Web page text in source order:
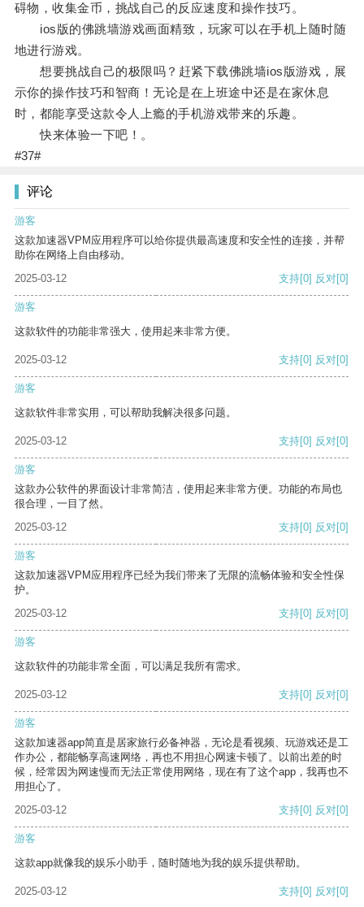
碍物，收集金币，挑战自己的反应速度和操作技巧。
ios版的佛跳墙游戏画面精致，玩家可以在手机上随时随
地进行游戏。
想要挑战自己的极限吗？赶紧下载佛跳墙ios版游戏，展
示你的操作技巧和智商！无论是在上班途中还是在家休息
时，都能享受这款令人上瘾的手机游戏带来的乐趣。
快来体验一下吧！。
#37#
评论
游客
这款加速器VPM应用程序可以给你提供最高速度和安全性的连接，并帮
助你在网络上自由移动。
2025-03-12
支持[0] 反对[0]
游客
这款软件的功能非常强大，使用起来非常方便。
2025-03-12 支持[0] 反对[0]
游客
这款软件非常实用，可以帮助我解决很多问题。
2025-03-12 支持[0] 反对[0]
游客
这款办公软件的界面设计非常简洁，使用起来非常方便。功能的布局也
很合理，一目了然。
2025-03-12
支持[0] 反对[0]
游客
这款加速器VPM应用程序已经为我们带来了无限的流畅体验和安全性保
护。
2025-03-12
支持[0] 反对[0]
游客
这款软件的功能非常全面，可以满足我所有需求。
2025-03-12 支持[0] 反对[0]
游客
这款加速器app简直是居家旅行必备神器，无论是看视频、玩游戏还是工
作办公，都能畅享高速网络，再也不用担心网速卡顿了。以前出差的时
候，经常因为网速慢而无法正常使用网络，现在有了这个app，我再也不
用担心了。
2025-03-12
支持[0] 反对[0]
游客
这款app就像我的娱乐小助手，随时随地为我的娱乐提供帮助。
2025-03-12 支持[0] 反对[0]